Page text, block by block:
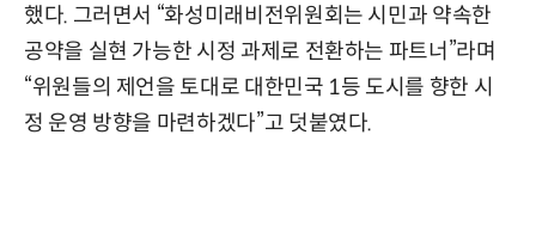
했다. 그러면서 “화성미래비전위원회는 시민과 약속한
공약을 실현 가능한 시정 과제로 전환하는 파트너”라며
“위원들의 제언을 토대로 대한민국 1등 도시를 향한 시
정 운영 방향을 마련하겠다”고 덧붙였다.